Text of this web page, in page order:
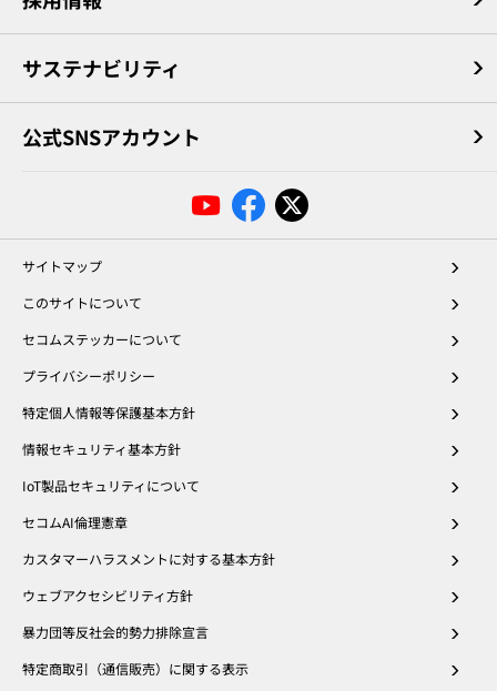
サステナビリティ
公式SNSアカウント
サイトマップ
このサイトについて
セコムステッカーについて
プライバシーポリシー
特定個人情報等保護基本方針
情報セキュリティ基本方針
IoT製品セキュリティについて
セコムAI倫理憲章
カスタマーハラスメントに対する基本方針
ウェブアクセシビリティ方針
暴力団等反社会的勢力排除宣言
特定商取引（通信販売）に関する表示